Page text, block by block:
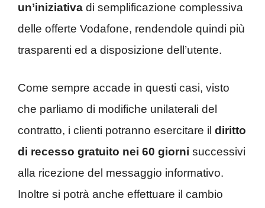
un’iniziativa di semplificazione complessiva
delle offerte Vodafone, rendendole quindi più
trasparenti ed a disposizione dell’utente.
Come sempre accade in questi casi, visto
che parliamo di modifiche unilaterali del
contratto, i clienti potranno esercitare il diritto
di recesso gratuito nei 60 giorni successivi
alla ricezione del messaggio informativo.
Inoltre si potrà anche effettuare il cambio